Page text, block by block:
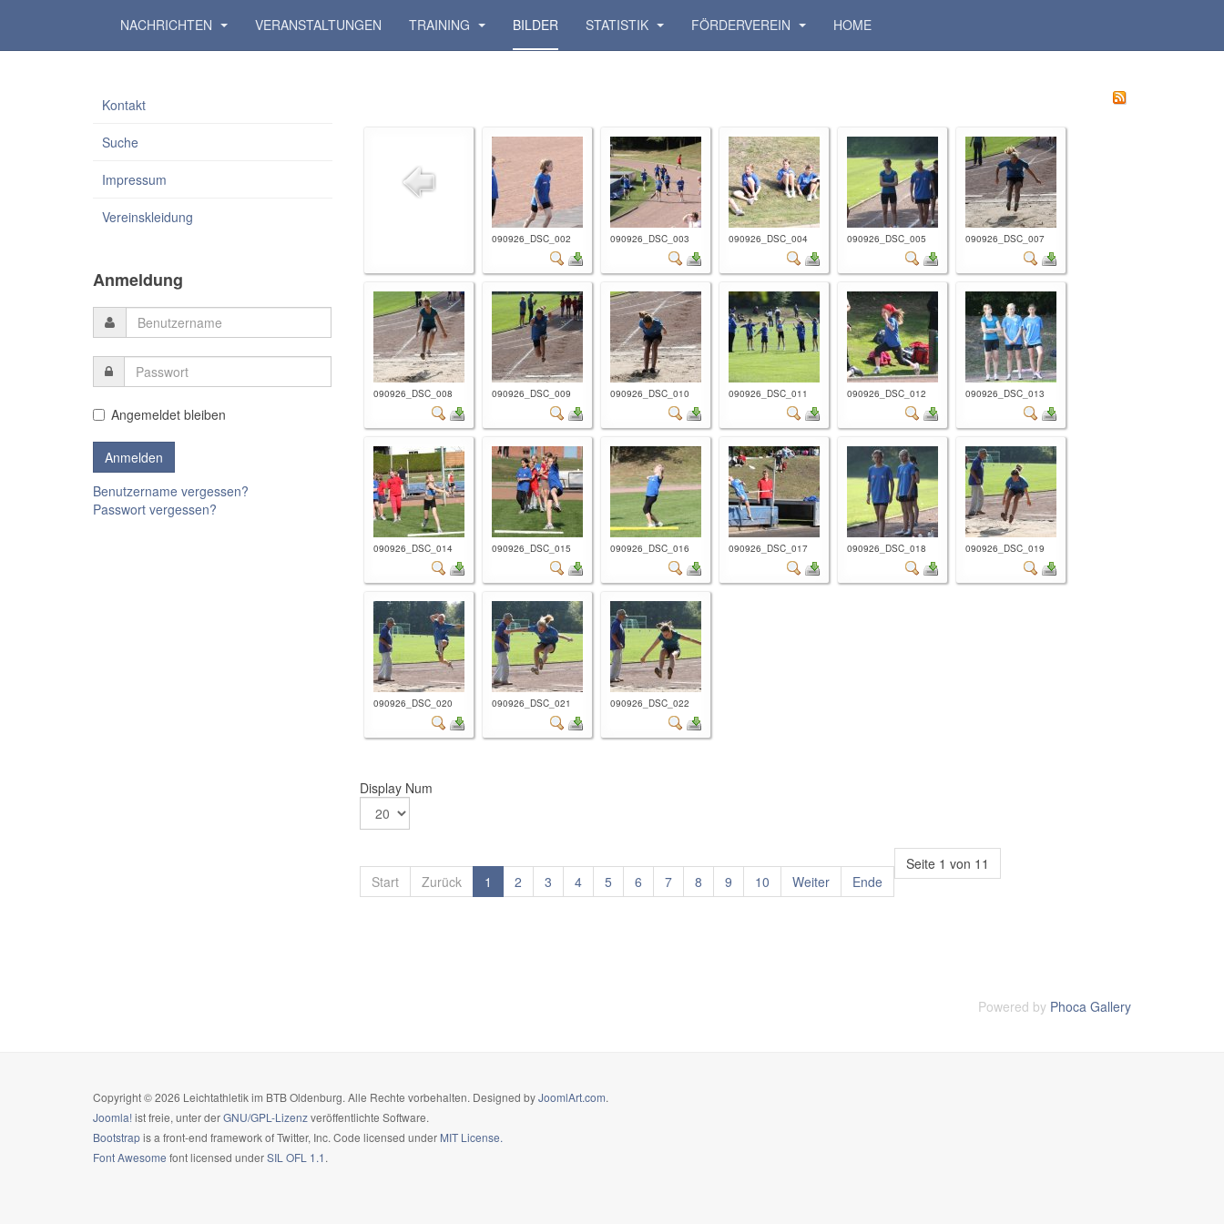
NACHRICHTEN VERANSTALTUNGEN TRAINING BILDER STATISTIK FÖRDERVEREIN HOME
090926_DSC_002 090926_DSC_003 090926_DSC_004 090926_DSC_005 090926_DSC_007
090926_DSC_008 090926_DSC_009 090926_DSC_010 090926_DSC_011 090926_DSC_012 090926_DSC_013
090926_DSC_014 090926_DSC_015 090926_DSC_016 090926_DSC_017 090926_DSC_018 090926_DSC_019
090926_DSC_020 090926_DSC_021 090926_DSC_022
Display Num
Seite 1 von 11
Start
Zurück 1 2 3 4 5 6 7 8 9 10 Weiter Ende
Powered by Phoca Gallery
Kontakt
Suche
Impressum
Vereinskleidung
Anmeldung
Angemeldet bleiben
Benutzername vergessen?
Passwort vergessen?
Copyright © 2026 Leichtathletik im BTB Oldenburg. Alle Rechte vorbehalten. Designed byJoomlArt.com.
Joomla!ist freie, unter derGNU/GPL-Lizenzveröffentlichte Software.
Bootstrapis a front-end framework of Twitter, Inc. Code licensed under MIT License.
Font Awesome font licensed underSIL OFL 1.1.